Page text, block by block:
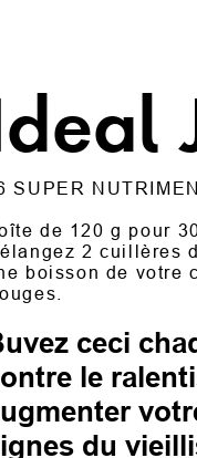
SUPER
de 120 g pour
2 cuillères
boisson de votre
ceci
le
du